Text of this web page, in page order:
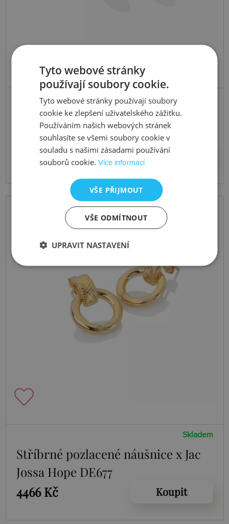
Stříbrné pozlacené náušnice x Jac
Jossa Hope DE676
5574 Kč
Koupit
Skladem
Stříbrné pozlacené náušnice x Jac
Jossa Hope DE677
4466 Kč
Koupit
Tyto webové stránky
používají soubory cookie.
Tyto webové stránky používají soubory
cookie ke zlepšení uživatelského zážitku.
Používáním našich webových stránek
souhlasíte se všemi soubory cookie v
souladu s našimi zásadami používání
souborů cookie.Více informací
VŠE PŘIJMOUT
VŠE ODMÍTNOUT
UPRAVIT NASTAVENÍ